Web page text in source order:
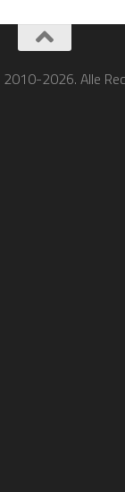
2026. Alle